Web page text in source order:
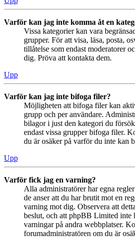
Varför kan jag inte komma åt en
Vissa kategorier kan vara
grupper. För att visa, läsa, posta,
tillåtelse som endast moderatorer
dig. Pröva att kontakta dem.
Upp
Varför kan jag inte bifoga filer?
Möjligheten att bifoga filer kan
grupp och per användare.
bilagor i just den kategori du
endast vissa grupper bifoga filer.
du är osäker på varför du inte kan
Upp
Varför fick jag en varning?
Alla administratörer har egna
de anser att du har brutit mot en
varning mot dig. Observera att
beslut, och att phpBB Limited inte
varningar på andra webbplatser.
forumadministratören om du är